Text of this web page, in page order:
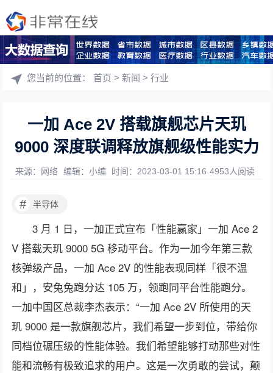
您当前的位置：首页 >新闻 >行业
一加 Ace 2V 搭载旗舰芯片天玑
9000 深度联调释放旗舰级性能实力
来源：网络 编辑：小编 时间：2023-03-01 15:16 4953人阅读
# 半导体
3 月 1 日，一加正式宣布「性能赢家」一加 Ace 2
V 搭载天玑 9000 5G 移动平台。作为一加今年第三款
核弹级产品，一加 Ace 2V 的性能表现同样「很不温
和」，安兔兔跑分达 105 万，领跑同平台性能跑分。
一加中国区总裁李杰表示：“一加 Ace 2V 所使用的天
玑 9000 是一款旗舰芯片，我们希望一步到位，带给你
同档位碾压级的性能体验。我们希望能够打动那些对性
能和流畅有极致追求的用户。这是一次勇敢的尝试，颠